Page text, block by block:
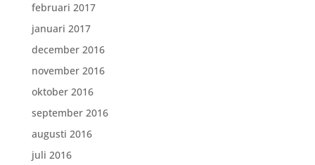
februari 2017
januari 2017
december 2016
november 2016
oktober 2016
september 2016
augusti 2016
juli 2016